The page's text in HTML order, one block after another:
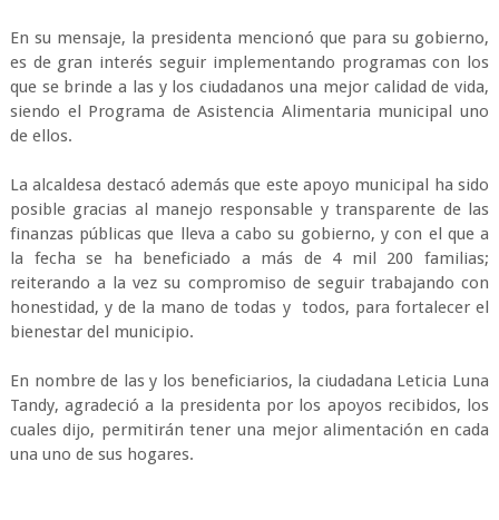
En su mensaje, la presidenta mencionó que para su gobierno,
es de gran interés seguir implementando programas con los
que se brinde a las y los ciudadanos una mejor calidad de vida,
siendo el Programa de Asistencia Alimentaria municipal uno
de ellos.
La alcaldesa destacó además que este apoyo municipal ha sido
posible gracias al manejo responsable y transparente de las
finanzas públicas que lleva a cabo su gobierno, y con el que a
la fecha se ha beneficiado a más de 4 mil 200 familias;
reiterando a la vez su compromiso de seguir trabajando con
honestidad, y de la mano de todas y todos, para fortalecer el
bienestar del municipio.
En nombre de las y los beneficiarios, la ciudadana Leticia Luna
Tandy, agradeció a la presidenta por los apoyos recibidos, los
cuales dijo, permitirán tener una mejor alimentación en cada
una uno de sus hogares.